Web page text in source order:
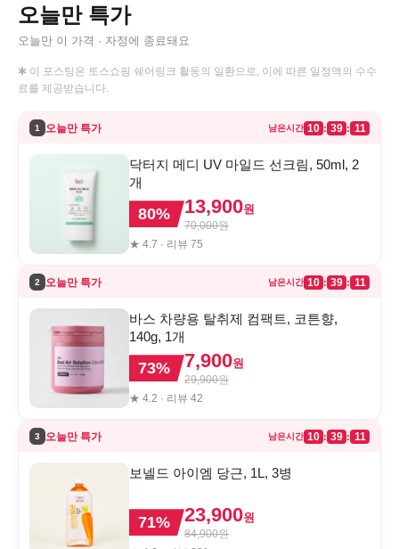
오늘만 특가
오늘만 이 가격 · 자정에 종료돼요
✱ 이 포스팅은 토스쇼핑 쉐어링크 활동의 일환으로, 이에 따른 일정액의 수수
료를 제공받습니다.
1 오늘만 특가 남은시간 10 : 39 : 11
닥터지 메디 UV 마일드 선크림, 50ml, 2
개
80% 13,900원
70,000원
★ 4.7 · 리뷰 75
2 오늘만 특가 남은시간 10 : 39 : 11
바스 차량용 탈취제 컴팩트, 코튼향,
140g, 1개
73% 7,900원
29,900원
★ 4.2 · 리뷰 42
3 오늘만 특가 남은시간 10 : 39 : 11
보넬드 아이엠 당근, 1L, 3병
71% 23,900원
84,900원